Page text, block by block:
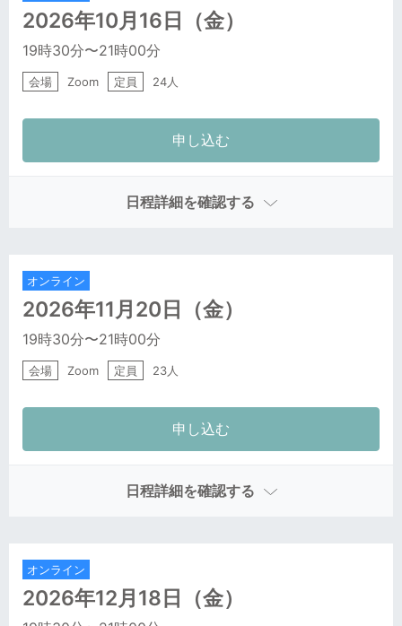
2026年10月16日 （金）
19時30分〜21時00分
会場 Zoom 定員 24人
日程詳細を確認する
オンライン
2026年11月20日 （金）
19時30分〜21時00分
会場 Zoom 定員 23人
日程詳細を確認する
オンライン
2026年12月18日 （金）